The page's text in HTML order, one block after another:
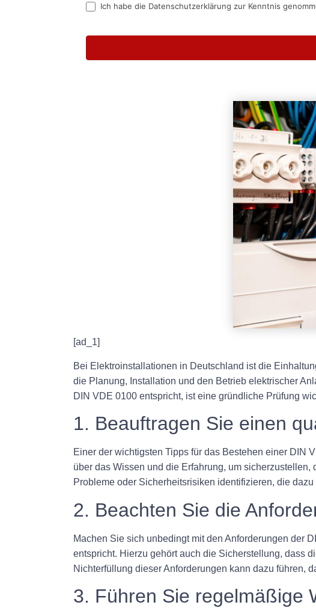
Ich habe die Datenschutzerklärung zur Kenntnis
[ad_1]
Bei Elektroinstallationen in Deutschland ist die
die Planung, Installation und den Betrieb elektrischer
DIN VDE 0100 entspricht, ist eine gründliche Prüfung
1. Beauftragen Sie einen
Einer der wichtigsten Tipps für das Bestehen einer DIN
über das Wissen und die Erfahrung, um
Probleme oder Sicherheitsrisiken identifizieren, die
2. Beachten Sie die
Machen Sie sich unbedingt mit den Anforderungen der
entspricht. Hierzu gehört auch die Sicherstellung, dass
Nichterfüllung dieser Anforderungen kann dazu führen,
3. Führen Sie regelmäßige